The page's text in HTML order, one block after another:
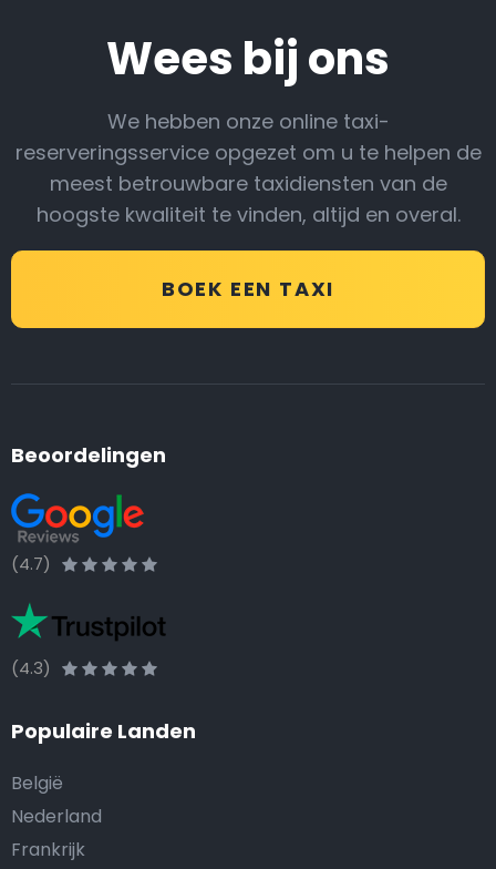
Wees bij ons
We hebben onze online taxi-
reserveringsservice opgezet om u te helpen de
meest betrouwbare taxidiensten van de
hoogste kwaliteit te vinden, altijd en overal.
BOEK EEN TAXI
Beoordelingen
(4.7)
(4.3)
Populaire Landen
België
Nederland
Frankrijk